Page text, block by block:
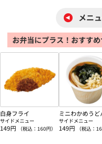
メニ
お弁当にプラス！おすす
白身フライ
サイドメニュー
149円 （税込： 160円）
ミニわかめうど
サイドメニュー
149円 （税込：